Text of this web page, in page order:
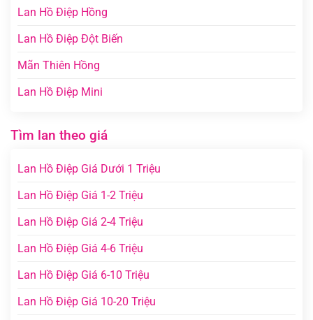
Lan Hồ Điệp Hồng
Lan Hồ Điệp Đột Biến
Mãn Thiên Hồng
Lan Hồ Điệp Mini
Tìm lan theo giá
Lan Hồ Điệp Giá Dưới 1 Triệu
Lan Hồ Điệp Giá 1-2 Triệu
Lan Hồ Điệp Giá 2-4 Triệu
Lan Hồ Điệp Giá 4-6 Triệu
Lan Hồ Điệp Giá 6-10 Triệu
Lan Hồ Điệp Giá 10-20 Triệu